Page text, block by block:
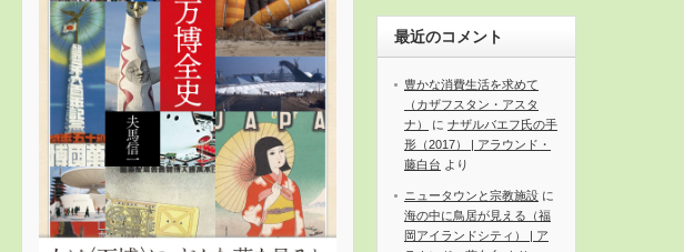
最近のコメント
豊かな消費生活を求めて
（カザフスタン・アスタ
ナ）
に ナザルバエフ氏の手
形（2017） | アラウンド・
藤白台 より
ニュータウンと宗教施設 に
海の中に鳥居が見える（福
岡アイランドシティ） | ア